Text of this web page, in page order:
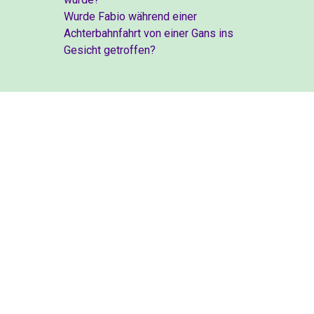
Wurde Fabio während einer
Achterbahnfahrt von einer Gans ins
Gesicht getroffen?